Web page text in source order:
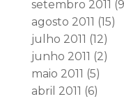
setembro 2011
agosto 2011 (15)
julho 2011 (12)
junho 2011 (2)
maio 2011 (5)
abril 2011 (6)